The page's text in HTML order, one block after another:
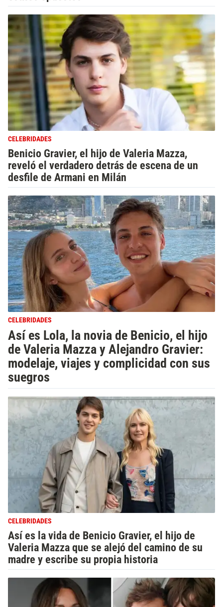
CELEBRIDADES
Benicio Gravier, el hijo de Valeria Mazza,
reveló el verdadero detrás de escena de un
desfile de Armani en Milán
CELEBRIDADES
Así es Lola, la novia de Benicio, el hijo
de Valeria Mazza y Alejandro Gravier:
modelaje, viajes y complicidad con sus
suegros
CELEBRIDADES
Así es la vida de Benicio Gravier, el hijo de
Valeria Mazza que se alejó del camino de su
madre y escribe su propia historia